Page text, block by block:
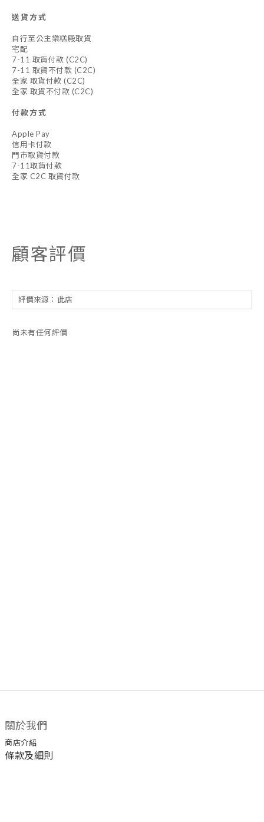
送貨方式
自行至公主樂糕殿取貨
宅配
7-11 取貨付款 (C2C)
7-11 取貨不付款 (C2C)
全家 取貨付款 (C2C)
全家 取貨不付款 (C2C)
付款方式
Apple Pay
信用卡付款
門市取貨付款
7-11取貨付款
全家 C2C 取貨付款
顧客評價
尚未有任何評價
關於我們
商店介紹
條款及細則